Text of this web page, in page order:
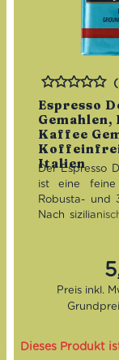
Espresso
Gemahlen,
Kaffee
Koffeinfrei
Italien
Bewertet
Der Espresso
ist eine feine
Robusta- und
Nach
sowie ein
Säuregehalt.
dichte
Dieses Produkt